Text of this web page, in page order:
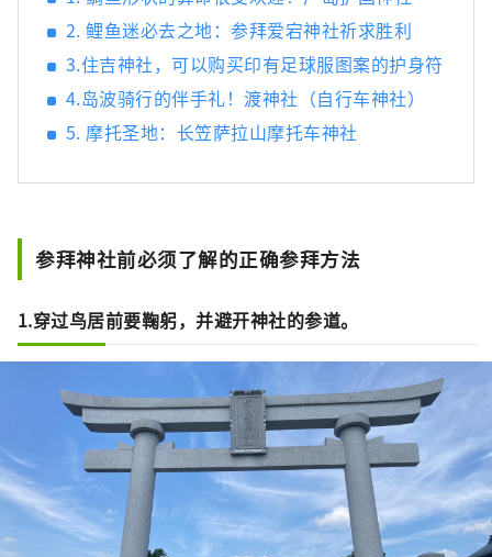
2. 鲤鱼迷必去之地：参拜爱宕神社祈求胜利
3.住吉神社，可以购买印有足球服图案的护身符
4.岛波骑行的伴手礼！渡神社（自行车神社）
5. 摩托圣地：长笠萨拉山摩托车神社
参拜神社前必须了解的正确参拜方法
1.穿过鸟居前要鞠躬，并避开神社的参道。